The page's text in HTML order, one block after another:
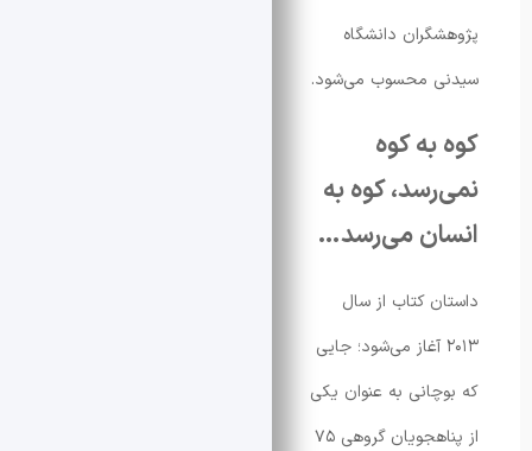
دانشگاه
محسوب می‌شود.
کوه
کوه به
می‌رسد…
کتاب از سال
آغاز می‌شود؛ جایی
به عنوان یکی
از پناهجویان گروهی ۷۵